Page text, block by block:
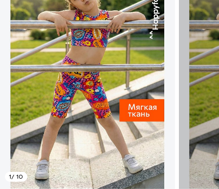
1/ 10